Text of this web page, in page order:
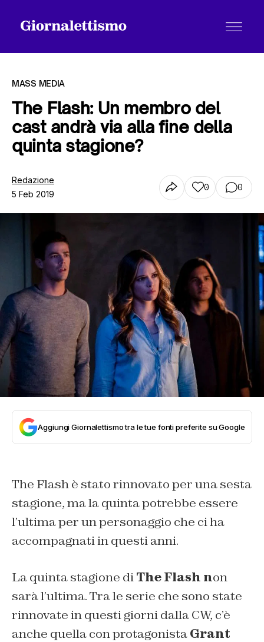
Tutti gli articoli
Chi siamo
MASS MEDIA
The Flash: Un membro del
cast andrà via alla fine della
quinta stagione?
Redazione
5 Feb 2019
0 0
Aggiungi Giornalettismo tra le tue fonti preferite su Google
The Flash è stato rinnovato per una sesta
stagione, ma la quinta potrebbe essere
l’ultima per un personaggio che ci ha
accompagnati in questi anni.
La quinta stagione diThe Flash non
sarà l’ultima. Tra le serie che sono state
rinnovate in questi giorni dalla CW, c’è
anche quella con protagonistaGrant